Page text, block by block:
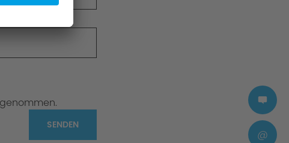
SENDEN
@